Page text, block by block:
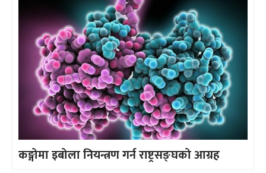
कङ्गोमा इबोला नियन्त्रण गर्न राष्ट्रसङ्घको आग्रह